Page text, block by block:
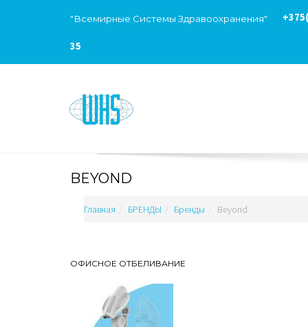
"Всемирные Системы Здравоохранения"
35
BEYOND
Главная БРЕНДЫ Бренды Beyond
ОФИСНОЕ ОТБЕЛИВАНИЕ